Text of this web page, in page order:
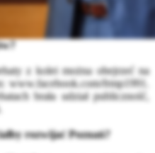
z kolei można obejrzeć na
www.facebook.com/frmp1991.
brała udział publiczność,
rozwijać Poznań?